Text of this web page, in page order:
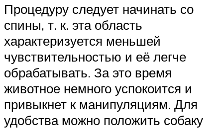
Процедуру следует начинать со
спины, т. к. эта область
характеризуется меньшей
чувствительностью и её легче
обрабатывать. За это время
животное немного успокоится и
привыкнет к манипуляциям. Для
удобства можно положить собаку